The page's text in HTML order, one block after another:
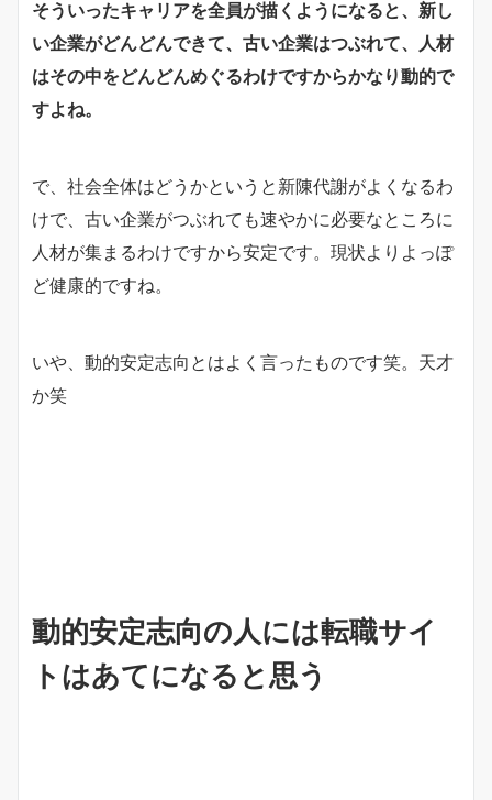
そういったキャリアを全員が描くようになると、新し
い企業がどんどんできて、古い企業はつぶれて、人材
はその中をどんどんめぐるわけですからかなり動的で
すよね。
で、社会全体はどうかというと新陳代謝がよくなるわ
けで、古い企業がつぶれても速やかに必要なところに
人材が集まるわけですから安定です。現状よりよっぽ
ど健康的ですね。
いや、動的安定志向とはよく言ったものです笑。天才
か笑
動的安定志向の人には転職サイ
トはあてになると思う